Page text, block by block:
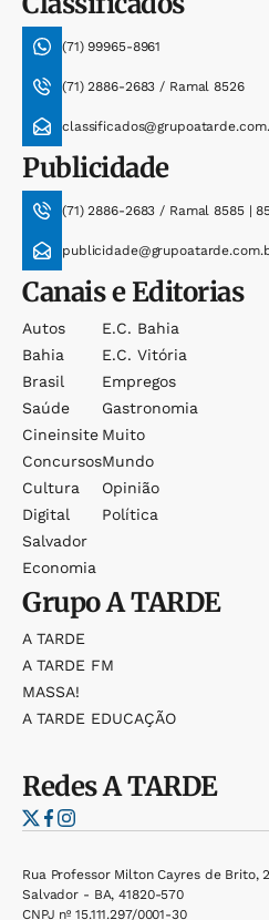
(71) 99965-8961
(71) 2886-2683 / Ramal 8526
Publicidade
(71) 2886-2683 / Ramal 8585 |
Canais e Editorias
Autos
Bahia
Brasil
Saúde
Cineinsite
Concursos
Cultura
Digital
Salvador
Economia
E.c. Bahia
E.c. Vitória
Empregos
Gastronomia
Muito
Mundo
Opinião
Política
GrupoA TARDE
A TARDE
A TARDE FM
MASSA!
A TARDE EDUCAÇÃO
RedesA TARDE
Rua Professor Milton Cayres de Brito,
Salvador - BA, 41820-570
CNPJ nº 15.111.297/0001-30